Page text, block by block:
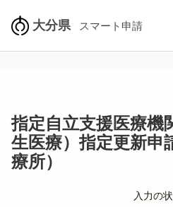
大分県 スマート申請
指定自立支援医療機
生医療）指定更新申
療所）
入力の